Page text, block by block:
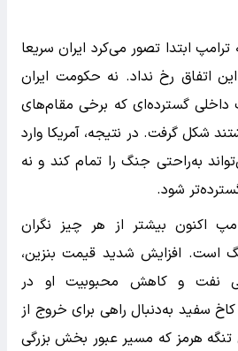
ابتدا تصور می‌کرد ایران سریعا
اتفاق رخ نداد. نه حکومت ایران
داخلی گسترده‌ای که برخی مقام‌های
شکل گرفت. در نتیجه، آمریکا وارد
به‌راحتی جنگ را تمام کند و نه
شود.
اکنون بیشتر از هر چیز نگران
است. افزایش شدید قیمت بنزین،
نفت و کاهش محبوبیت او در
سفید به‌دنبال راهی برای خروج از
هرمز که مسیر عبور بخش بزرگی